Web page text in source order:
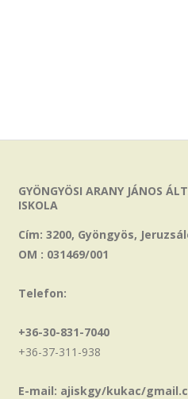
GYÖNGYÖSI ARANY JÁNOS
ISKOLA
Cím: 3200, Gyöngyös,
OM : 031469/001
Telefon:
+36-30-831-7040
+36-37-311-938
E-mail: ajiskgy/kukac/